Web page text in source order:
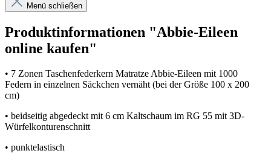
Menü schließen
Produktinformationen "Abbie-Eileen
online kaufen"
• 7 Zonen Taschenfederkern Matratze Abbie-Eileen mit 1000
Federn in einzelnen Säckchen vernäht (bei der Größe 100 x 200
cm)
• beidseitig abgedeckt mit 6 cm Kaltschaum im RG 55 mit 3D-
Würfelkonturenschnitt
• punktelastisch